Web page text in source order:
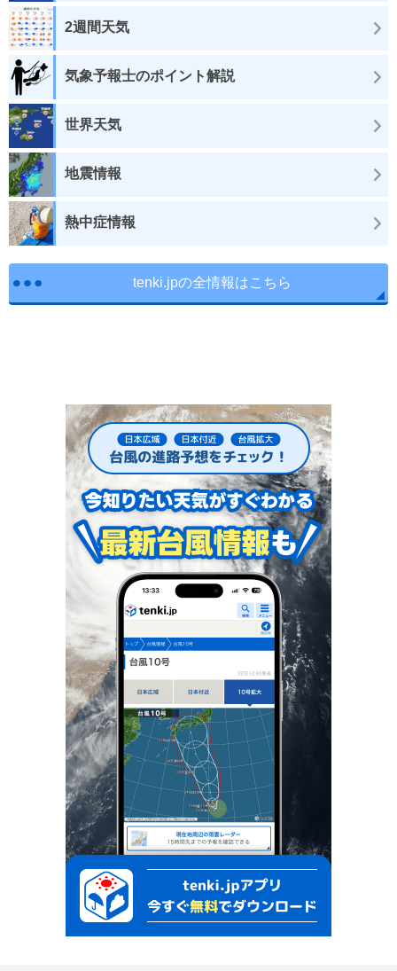
2週間天気
気象予報士のポイント解説
世界天気
地震情報
熱中症情報
tenki.jpの全情報はこちら